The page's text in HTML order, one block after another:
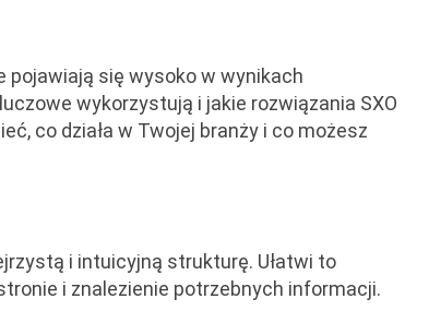
pojawiają się wysoko w wynikach
wykorzystują i jakie rozwiązania SXO
co działa w Twojej branży i co możesz
i intuicyjną strukturę. Ułatwi to
i znalezienie potrzebnych informacji.